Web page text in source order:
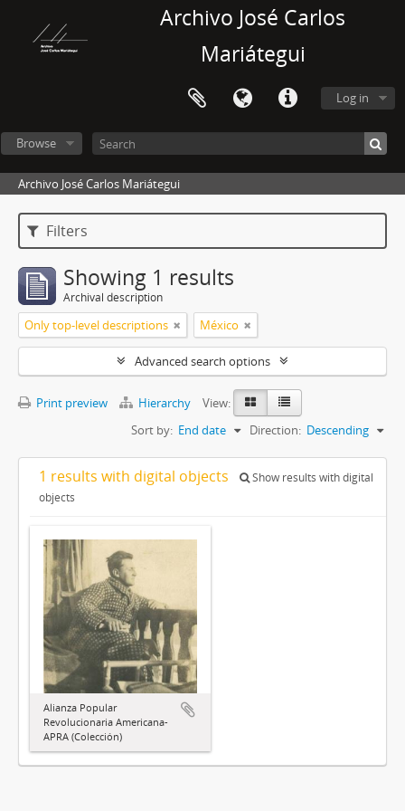
Archivo José Carlos
Mariátegui
Log in
Browse
Archivo José Carlos Mariátegui
Filters
Showing 1 results
Archival description
Only top-level descriptions México
Advanced search options
Print preview Hierarchy
View:
Sort by: End date Direction: Descending
1 results with digital objects
Show results with digital
objects
Alianza Popular
Revolucionaria Americana-
APRA (Colección)